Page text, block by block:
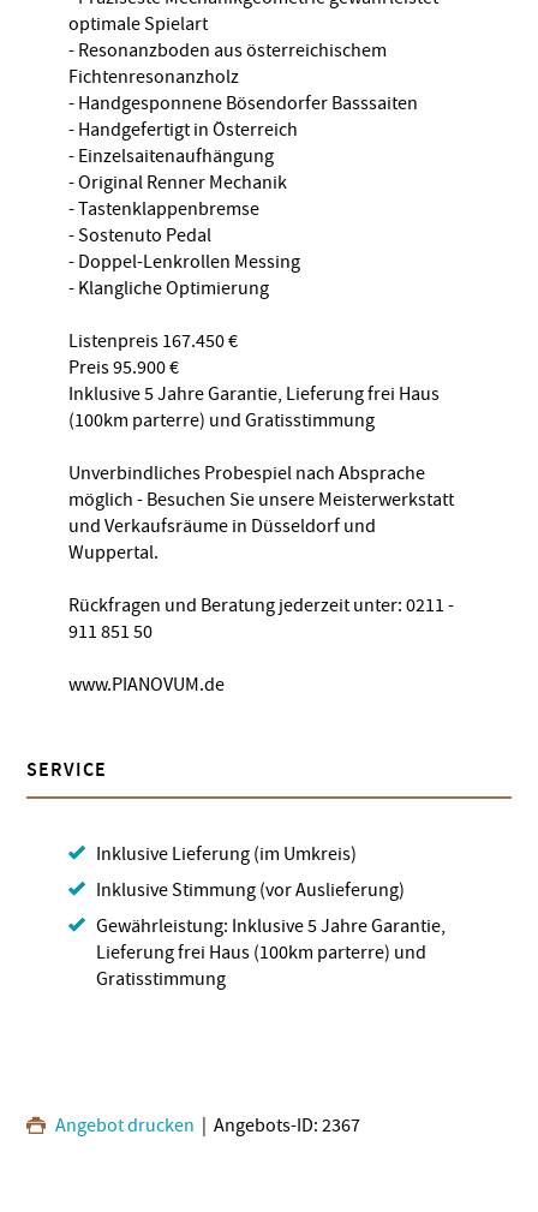
optimale Spielart
- Resonanzboden aus österreichischem
Fichtenresonanzholz
- Handgesponnene Bösendorfer Basssaiten
- Handgefertigt in Österreich
- Einzelsaitenaufhängung
- Original Renner Mechanik
- Tastenklappenbremse
- Sostenuto Pedal
- Doppel-Lenkrollen Messing
- Klangliche Optimierung
Listenpreis 167.450 €
Preis 95.900 €
Inklusive 5 Jahre Garantie, Lieferung frei Haus
(100km parterre) und Gratisstimmung
Unverbindliches Probespiel nach Absprache
möglich - Besuchen Sie unsere Meisterwerkstatt
und Verkaufsräume in Düsseldorf und
Wuppertal.
Rückfragen und Beratung jederzeit unter: 0211 -
911 851 50
www.PIANOVUM.de
SERVICE
Inklusive Lieferung (im Umkreis)
Inklusive Stimmung (vor Auslieferung)
Gewährleistung: Inklusive 5 Jahre Garantie,
Lieferung frei Haus (100km parterre) und
Gratisstimmung
Angebot drucken | Angebots-ID: 2367